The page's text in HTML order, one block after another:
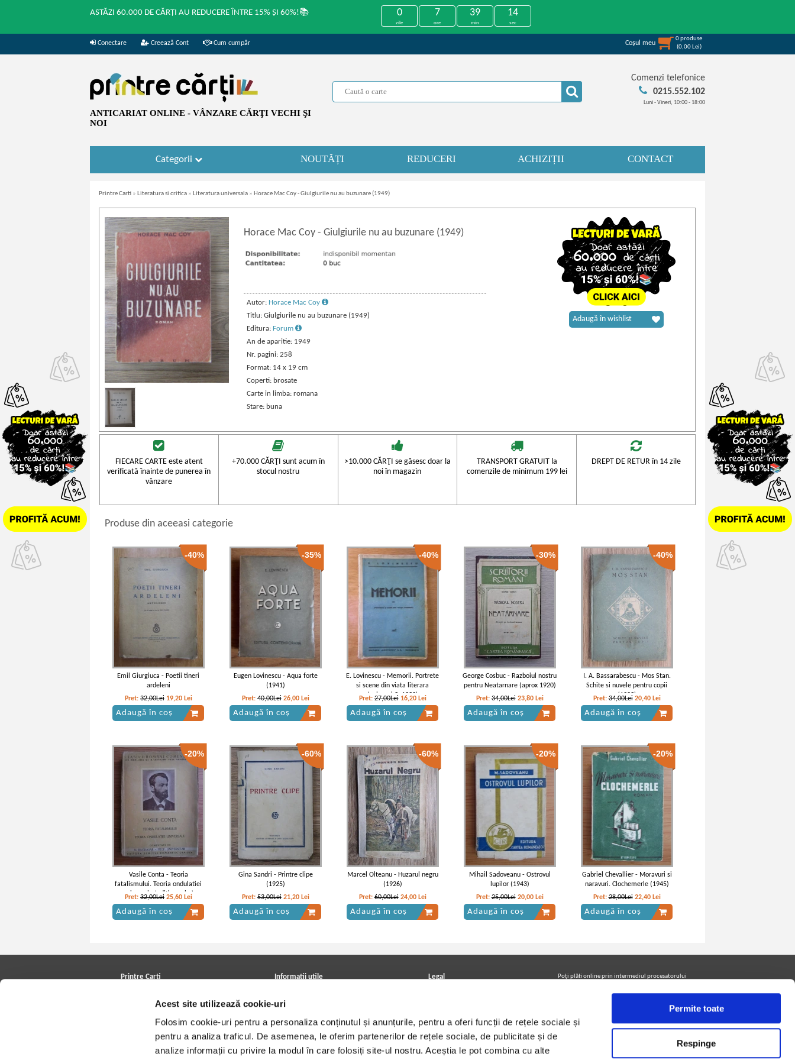
Acest site utilizează cookie-uri
Folosim cookie-uri pentru a personaliza conținutul și anunțurile, pentru a oferi funcții de rețele sociale și
pentru a analiza traficul. De asemenea, le oferim partenerilor de rețele sociale, de publicitate și de
analize informații cu privire la modul în care folosiți site-ul nostru. Aceștia le pot combina cu alte
Permite toate
Respinge
ASTĂZI 60.000 DE CĂRȚI AU REDUCERE ÎNTRE 15% ȘI 60%!📚 0
zile
7
ore
39
min
14
sec
Conectare Creează Cont Cum cumpăr Coşul meu
0produse
(0,00 Lei)
ANTICARIAT ONLINE - VÂNZARE CĂRŢI VECHI ŞI
NOI
Comenzi telefonice
0215.552.102
Luni - Vineri, 10:00 - 18:00
Categorii NOUTĂȚI REDUCERI ACHIZIȚII CONTACT
Printre Carti » Literatura si critica » Literatura universala » Horace Mac Coy - Giulgiurile nu au buzunare (1949)
Horace Mac Coy - Giulgiurile nu au buzunare (1949)
Autor: Horace Mac Coy
Titlu: Giulgiurile nu au buzunare (1949)
Editura: Forum
An de aparitie: 1949
Nr. pagini: 258
Format: 14 x 19 cm
Coperti: brosate
Carte in limba: romana
Stare: buna
Adaugă în wishlist
FIECARE CARTE este atent
verificată înainte de punerea în
vânzare
+70.000 CĂRŢI sunt acum în
stocul nostru
>10.000 CĂRŢI se găsesc doar la
noi în magazin
TRANSPORT GRATUIT la
comenzile de minimum 199 lei
DREPT DE RETUR în 14 zile
Produse din aceeasi categorie
-40%
Emil Giurgiuca - Poetii tineri
ardeleni
Pret: 32,00Lei 19,20 Lei
Adaugă în coș
-35%
Eugen Lovinescu - Aqua forte
(1941)
Pret:40,00Lei 26,00 Lei
Adaugă în coș
-40%
E. Lovinescu - Memorii. Portrete
si scene din viata literara
(volumul 3, 1932)
Pret:27,00Lei 16,20 Lei
Adaugă în coș
-30%
George Cosbuc - Razboiul nostru
pentru Neatarnare (aprox 1920)
Pret:34,00Lei 23,80 Lei
Adaugă în coș
-40%
I. A. Bassarabescu - Mos Stan.
Schite si nuvele pentru copii
(1923)
Pret:34,00Lei 20,40 Lei
Adaugă în coș
-20%
Vasile Conta - Teoria
fatalismului. Teoria ondulatiei
universale (editie veche)
Pret: 32,00Lei 25,60 Lei
Adaugă în coș
-60%
Gina Sandri - Printre clipe
(1925)
Pret:53,00Lei 21,20 Lei
Adaugă în coș
-60%
Marcel Olteanu - Huzarul negru
(1926)
Pret:60,00Lei 24,00 Lei
Adaugă în coș
-20%
Mihail Sadoveanu - Ostrovul
lupilor (1943)
Pret:25,00Lei 20,00 Lei
Adaugă în coș
-20%
Gabriel Chevallier - Moravuri si
naravuri. Clochemerle (1945)
Pret:28,00Lei 22,40 Lei
Adaugă în coș
Printre Carti
Cele mai căutate cărți
Blog Printre Carti
Informatii utile
Achizitii viniluri, casete, CD/DVD
Cum cumpar?
Politica de livrare
Retur comenzi
Angajari - Cariere
Legal
Termeni si conditii
Utilizare cookie-uri
Poţi plăti online prin intermediul procesatorului
Urmăreşte-ne pe facebook pentru a fi la curent cu